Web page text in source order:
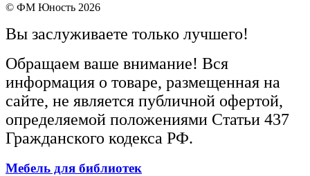
© ФМ Юность 2026
Вы заслуживаете только лучшего!
Обращаем ваше внимание! Вся
информация о товаре, размещенная на
сайте, не является публичной офертой,
определяемой положениями Статьи 437
Гражданского кодекса РФ.
Мебель для библиотек